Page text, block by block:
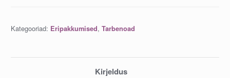
Kategooriad: Eripakkumised, Tarbenoad
Kirjeldus